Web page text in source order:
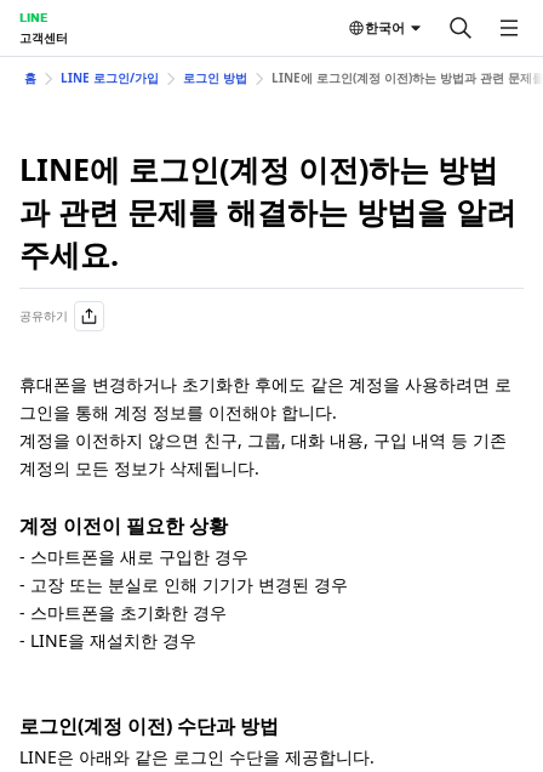
LINE
고객센터
한국어
홈 LINE 로그인/가입 로그인 방법 LINE에 로그인(계정 이전)하는 방법과 관련 문제
LINE에 로그인(계정 이전)하는 방법
과 관련 문제를 해결하는 방법을 알려
주세요.
공유하기
휴대폰을 변경하거나 초기화한 후에도 같은 계정을 사용하려면 로
그인을 통해 계정 정보를 이전해야 합니다.
계정을 이전하지 않으면 친구, 그룹, 대화 내용, 구입 내역 등 기존
계정의 모든 정보가 삭제됩니다.
계정 이전이 필요한 상황
- 스마트폰을 새로 구입한 경우
- 고장 또는 분실로 인해 기기가 변경된 경우
- 스마트폰을 초기화한 경우
- LINE을 재설치한 경우
로그인(계정 이전) 수단과 방법
LINE은 아래와 같은 로그인 수단을 제공합니다.